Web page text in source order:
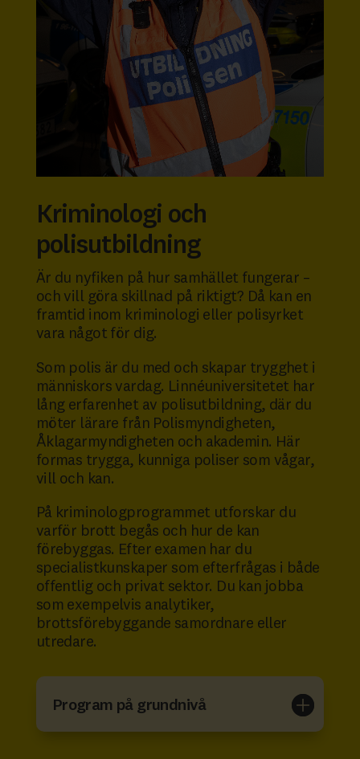
Kriminologi och
polisutbildning
Är du nyfiken på hur samhället fungerar –
och vill göra skillnad på riktigt? Då kan en
framtid inom kriminologi eller polisyrket
vara något för dig.
Som polis är du med och skapar trygghet i
människors vardag. Linnéuniversitetet har
lång erfarenhet av polisutbildning, där du
möter lärare från Polismyndigheten,
Åklagarmyndigheten och akademin. Här
formas trygga, kunniga poliser som vågar,
vill och kan.
På kriminologprogrammet utforskar du
varför brott begås och hur de kan
förebyggas. Efter examen har du
specialistkunskaper som efterfrågas i både
offentlig och privat sektor. Du kan jobba
som exempelvis analytiker,
brottsförebyggande samordnare eller
utredare.
Program på grundnivå